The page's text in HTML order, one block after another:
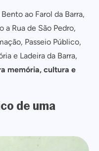
ao Farol da Barra,
Rua de São Pedro,
Passeio Público,
e Ladeira da Barra,
memória, cultura e
de uma